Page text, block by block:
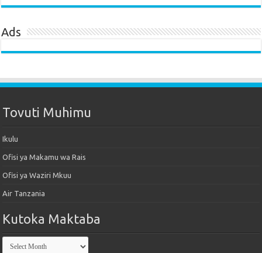
Ads
Tovuti Muhimu
Ikulu
Ofisi ya Makamu wa Rais
Ofisi ya Waziri Mkuu
Air Tanzania
Kutoka Maktaba
Kutoka
Maktaba